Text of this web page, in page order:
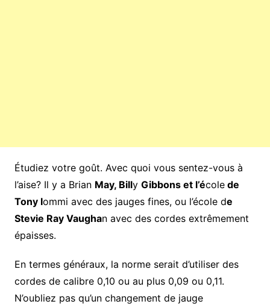
Étudiez votre goût. Avec quoi vous sentez-vous à
l’aise? Il y a Brian May, Billy Gibbons et l’écolede
Tony Iommi avec des jauges fines, ou l’école de
Stevie Ray Vaughan avec des cordes extrêmement
épaisses.
En termes généraux, la norme serait d’utiliser des
cordes de calibre 0,10 ou au plus 0,09 ou 0,11.
N’oubliez pas qu’un changement de jauge